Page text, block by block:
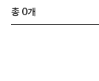
총 0개